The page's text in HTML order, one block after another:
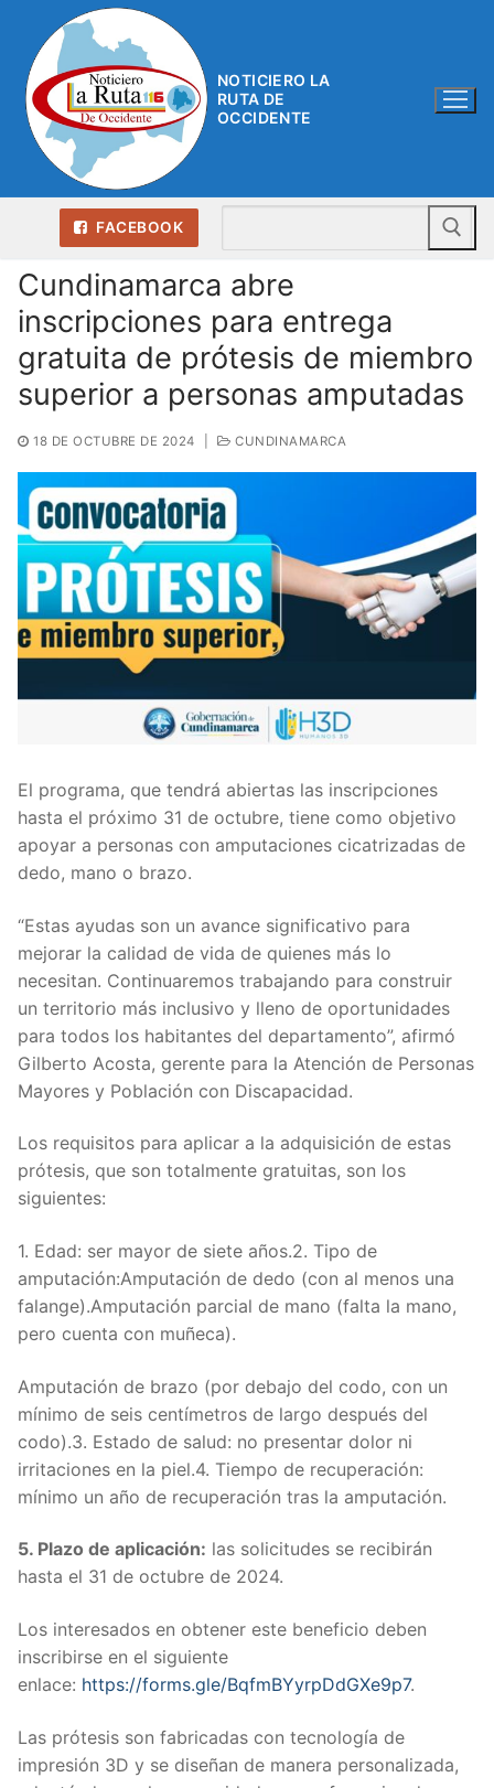
contenido
NOTICIERO LA
RUTA DE
OCCIDENTE
FACEBOOK
Cundinamarca abre
inscripciones para entrega
gratuita de prótesis de miembro
superior a personas amputadas
18 DE OCTUBRE DE 2024 CUNDINAMARCA
El programa, que tendrá abiertas las inscripciones
hasta el próximo 31 de octubre, tiene como objetivo
apoyar a personas con amputaciones cicatrizadas de
dedo, mano o brazo.
“Estas ayudas son un avance significativo para
mejorar la calidad de vida de quienes más lo
necesitan. Continuaremos trabajando para construir
un territorio más inclusivo y lleno de oportunidades
para todos los habitantes del departamento”, afirmó
Gilberto Acosta, gerente para la Atención de Personas
Mayores y Población con Discapacidad.
Los requisitos para aplicar a la adquisición de estas
prótesis, que son totalmente gratuitas, son los
siguientes:
1. Edad: ser mayor de siete años.2. Tipo de
amputación:Amputación de dedo (con al menos una
falange).Amputación parcial de mano (falta la mano,
pero cuenta con muñeca).
Amputación de brazo (por debajo del codo, con un
mínimo de seis centímetros de largo después del
codo).3. Estado de salud: no presentar dolor ni
irritaciones en la piel.4. Tiempo de recuperación:
mínimo un año de recuperación tras la amputación.
5. Plazo de aplicación: las solicitudes se recibirán
hasta el 31 de octubre de 2024.
Los interesados en obtener este beneficio deben
inscribirse en el siguiente
enlace: https://forms.gle/BqfmBYyrpDdGXe9p7.
Las prótesis son fabricadas con tecnología de
impresión 3D y se diseñan de manera personalizada,